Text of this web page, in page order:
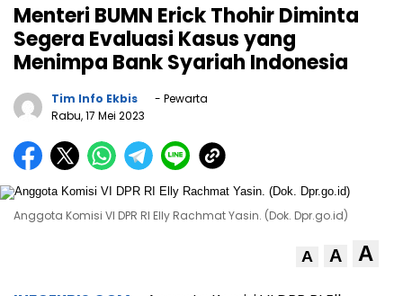
Menteri BUMN Erick Thohir Diminta
Segera Evaluasi Kasus yang
Menimpa Bank Syariah Indonesia
Tim Info Ekbis
- Pewarta
Rabu, 17 Mei 2023
Anggota Komisi VI DPR RI Elly Rachmat Yasin. (Dok. Dpr.go.id)
A A A